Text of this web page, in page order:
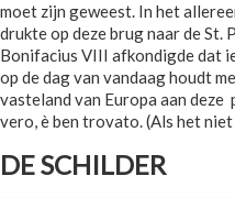
moet zijn geweest. In het
drukte op deze brug naar de
Bonifacius VIII afkondigde dat
op de dag van vandaag houdt
vasteland van Europa aan deze
vero, è ben trovato. (Als het
DE SCHILDER